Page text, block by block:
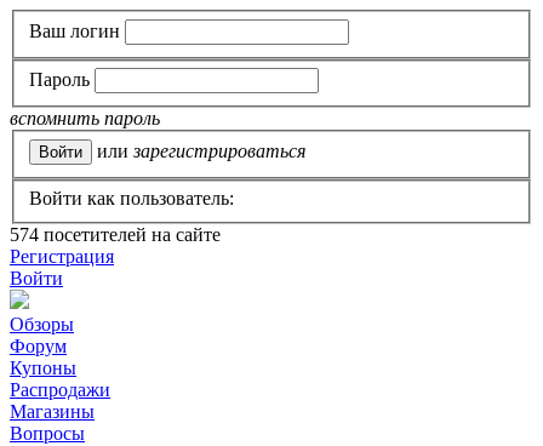
Ваш логин
Пароль
вспомнить пароль
или зарегистрироваться
Войти как пользователь:
574 посетителей на сайте
Регистрация
Войти
Обзоры
Форум
Купоны
Распродажи
Магазины
Вопросы